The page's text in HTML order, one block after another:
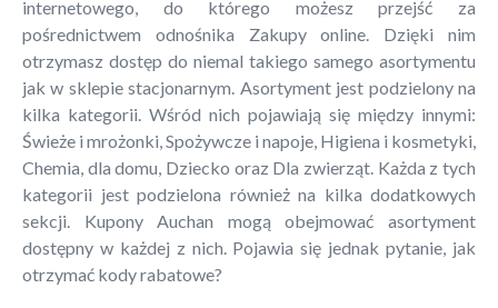
internetowego, do którego możesz przejść za
pośrednictwem odnośnika Zakupy online. Dzięki nim
otrzymasz dostęp do niemal takiego samego asortymentu
jak w sklepie stacjonarnym. Asortyment jest podzielony na
kilka kategorii. Wśród nich pojawiają się między innymi:
Świeże i mrożonki, Spożywcze i napoje, Higiena i kosmetyki,
Chemia, dla domu, Dziecko oraz Dla zwierząt. Każda z tych
kategorii jest podzielona również na kilka dodatkowych
sekcji. Kupony Auchan mogą obejmować asortyment
dostępny w każdej z nich. Pojawia się jednak pytanie, jak
otrzymać kody rabatowe?